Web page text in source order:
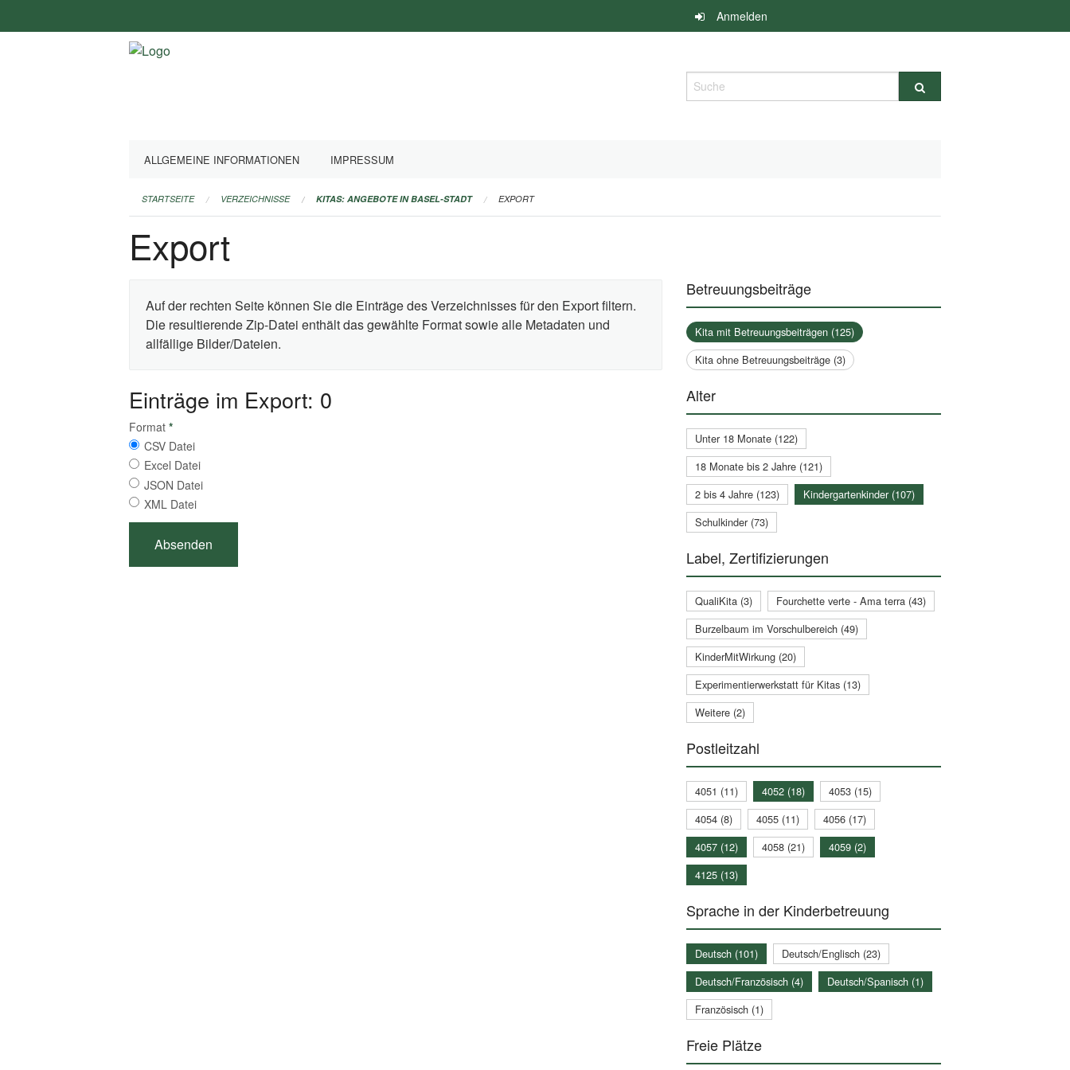
überspringen
Anmelden
Suche
ALLGEMEINE INFORMATIONEN IMPRESSUM
STARTSEITE VERZEICHNISSE KITAS: ANGEBOTE IN BASEL-STADT EXPORT
Export
Auf der rechten Seite können Sie die Einträge des Verzeichnisses für den Export filtern.
Die resultierende Zip-Datei enthält das gewählte Format sowie alle Metadaten und
allfällige Bilder/Dateien.
Einträge im Export: 0
Format *
CSV Datei
Excel Datei
JSON Datei
XML Datei
Betreuungsbeiträge
Kita mit Betreuungsbeiträgen (125)
Kita ohne Betreuungsbeiträge (3)
Alter
Unter 18 Monate (122)
18 Monate bis 2 Jahre (121)
2 bis 4 Jahre (123)
Kindergartenkinder (107)
Schulkinder (73)
Label, Zertifizierungen
QualiKita (3)
Fourchette verte - Ama terra (43)
Burzelbaum im Vorschulbereich (49)
KinderMitWirkung (20)
Experimentierwerkstatt für Kitas (13)
Weitere (2)
Postleitzahl
4051 (11) 4052 (18)
4053 (15)
4054 (8)
4055 (11)
4056 (17)
4057 (12)
4058 (21)
4059 (2)
4125 (13)
Sprache in der Kinderbetreuung
Deutsch (101)
Deutsch/Englisch (23)
Deutsch/Französisch (4)
Deutsch/Spanisch (1)
Französisch (1)
Freie Plätze